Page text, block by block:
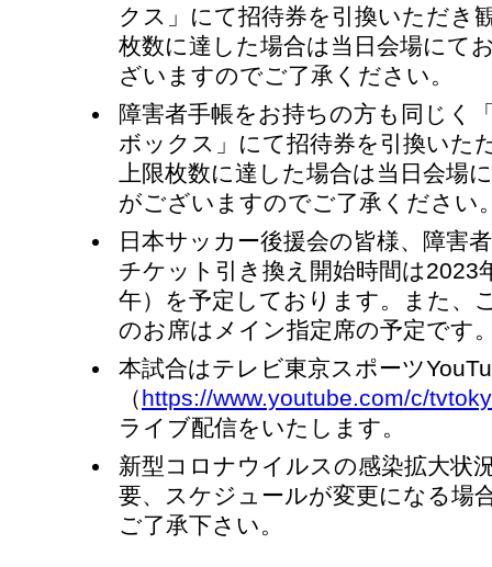
クス」にて招待券を引換いただき
枚数に達した場合は当日会場にて
ざいますのでご了承ください。
障害者手帳をお持ちの方も同じく
ボックス」にて招待券を引換いた
上限枚数に達した場合は当日会場
がございますのでご了承ください
日本サッカー後援会の皆様、障害
チケット引き換え開始時間は2023
午）を予定しております。また、
のお席はメイン指定席の予定です
本試合はテレビ東京スポーツ
（https://www.youtube.com/c/
ライブ配信をいたします。
新型コロナウイルスの感染拡大状
要、スケジュールが変更になる場
ご了承下さい。